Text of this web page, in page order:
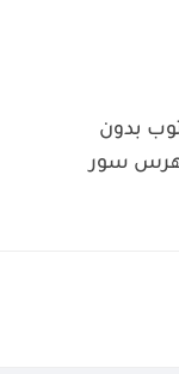
بدون
سور